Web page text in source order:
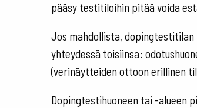
pääsy testitiloihin pitää voida
Jos mahdollista,
yhteydessä toisiinsa:
(verinäytteiden ottoon erillinen
Dopingtestihuoneen tai -alueen